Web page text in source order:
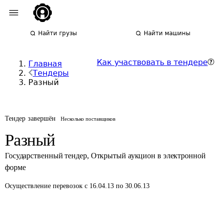
Найти грузы Найти машины
Главная
Тендеры
Разный
Как участвовать в тендере
Тендер завершён Несколько поставщиков
Разный
Государственный тендер, Открытый аукцион в электронной
форме
Осуществление перевозок с 16.04.13 по 30.06.13